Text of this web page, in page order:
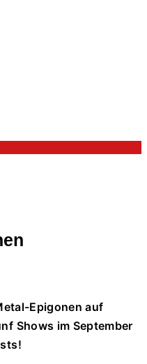
Epigonen auf
Shows im September